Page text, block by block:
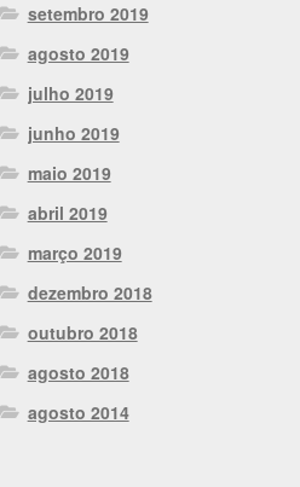
setembro 2019
agosto 2019
julho 2019
junho 2019
maio 2019
abril 2019
março 2019
dezembro 2018
outubro 2018
agosto 2018
agosto 2014